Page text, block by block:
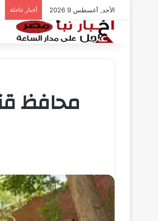
الأحد, أغسطس 9 2026 أخبار عاجلة